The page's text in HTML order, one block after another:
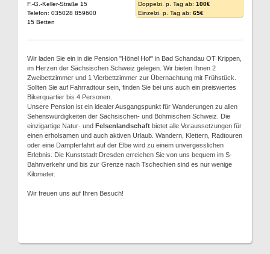
F.-G.-Keller-Straße 15
Telefon: 035028 859600
15 Betten
Doppelzi. p. Tag ab: 100€
Einzelzi. p. Tag ab: 65€
Wir laden Sie ein in die Pension "Hönel Hof" in Bad Schandau OT Krippen,
im Herzen der Sächsischen Schweiz gelegen. Wir bieten Ihnen 2
Zweibettzimmer und 1 Vierbettzimmer zur Übernachtung mit Frühstück.
Sollten Sie auf Fahrradtour sein, finden Sie bei uns auch ein preiswertes
Bikerquartier bis 4 Personen.
Unsere Pension ist ein idealer Ausgangspunkt für Wanderungen zu allen
Sehenswürdigkeiten der Sächsischen- und Böhmischen Schweiz. Die
einzigartige Natur- und Felsenlandschaft bietet alle Voraussetzungen für
einen erholsamen und auch aktiven Urlaub. Wandern, Klettern, Radtouren
oder eine Dampferfahrt auf der Elbe wird zu einem unvergesslichen
Erlebnis. Die Kunststadt Dresden erreichen Sie von uns bequem im S-
Bahnverkehr und bis zur Grenze nach Tschechien sind es nur wenige
Kilometer.
Wir freuen uns auf Ihren Besuch!